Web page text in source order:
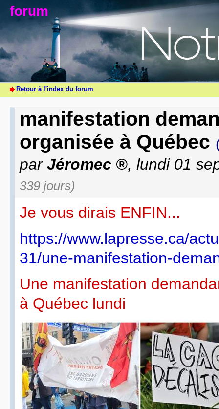
forum
Retour à l'index du forum
manifestation
organisée à Québec
par Jéromec , lundi 01
339 jours)
Je vous dirais ENFIN...
https://www.lapresse.ca/
31/une-manifestation-
Une manifestation
à Québec lundi